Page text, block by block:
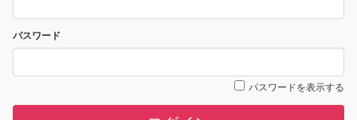
パスワード
パスワードを表示する